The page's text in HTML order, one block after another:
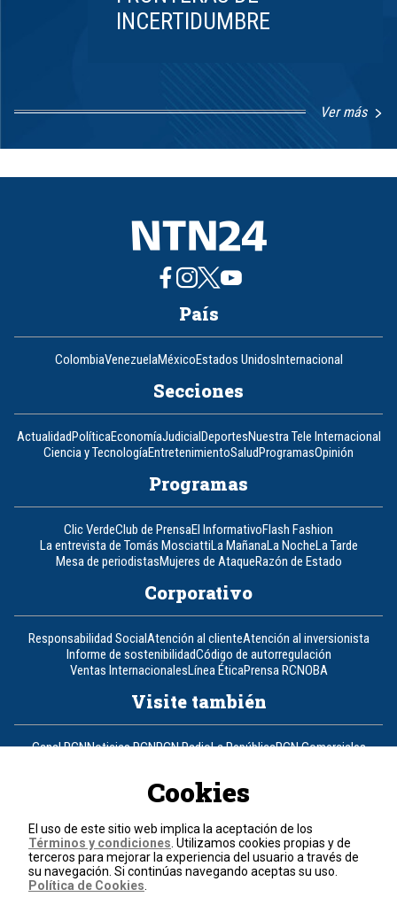
INCERTIDUMBRE
Ver más
8
País
ColombiaVenezuelaMéxicoEstados UnidosInternacional
Secciones
ActualidadPolíticaEconomíaJudicialDeportesNuestra Tele Internacional
Ciencia y TecnologíaEntretenimientoSaludProgramasOpinión
Programas
Clic VerdeClub de PrensaEl InformativoFlash Fashion
La entrevista de Tomás MosciattiLa MañanaLa NocheLa Tarde
Mesa de periodistasMujeres de AtaqueRazón de Estado
Corporativo
Responsabilidad SocialAtención al clienteAtención al inversionista
Informe de sostenibilidadCódigo de autorregulación
Ventas InternacionalesLínea ÉticaPrensa RCNOBA
Visite también
Canal RCNNoticias RCNRCN RadioLa RepúblicaRCN Comerciales
Un producto de RCN Televisión
Contáctenos
Teléfono+57 (601) 426 92 92
Cookies
El uso de este sitio web implica la aceptación de los
Términos y condiciones . Utilizamos cookies propias y de
terceros para mejorar la experiencia del usuario a través de
su navegación. Si continúas navegando aceptas su uso.
Política de Cookies